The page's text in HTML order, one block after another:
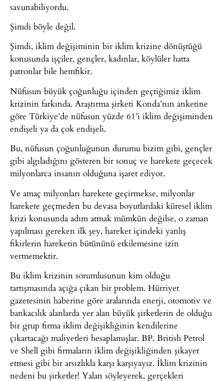
savunabiliyordu.
Şimdi böyle değil.
Şimdi, iklim değişiminin bir iklim krizine dönüştüğü
konusunda işçiler, gençler, kadınlar, köylüler hatta
patronlar bile hemfikir.
Nüfusun büyük çoğunluğu içinden geçtiğimiz iklim
krizinin farkında. Araştırma şirketi Konda’nın anketine
göre Türkiye’de nüfusun yüzde 61’i iklim değişiminden
endişeli ya da çok endişeli.
Bu, nüfusun çoğunluğunun durumu bizim gibi, gençler
gibi algıladığını gösteren bir sonuç ve harekete geçecek
milyonlarca insanın olduğuna işaret ediyor.
Ve amaç milyonları harekete geçirmekse, milyonlar
harekete geçmeden bu devasa boyutlardaki küresel iklim
krizi konusunda adım atmak mümkün değilse, o zaman
yapılması gereken ilk şey, hareket içindeki yanlış
fikirlerin hareketin bütününü etkilemesine izin
vermemektir.
Bu iklim krizinin sorumlusunun kim olduğu
tartışmasında açığa çıkan bir problem. Hürriyet
gazetesinin haberine göre aralarında enerji, otomotiv ve
bankacılık alanlarda yer alan büyük şirketlerin de olduğu
bir grup firma iklim değişikliğinin kendilerine
çıkartacağı maliyetleri hesaplamışlar. BP, British Petrol
ve Shell gibi firmaların iklim değişikliğinden şikayet
etmesi gibi bir arsızlıkla karşı karşıyayız. İklim krizinin
nedeni bu şirketler! Yalan söyleyerek, gerçekleri